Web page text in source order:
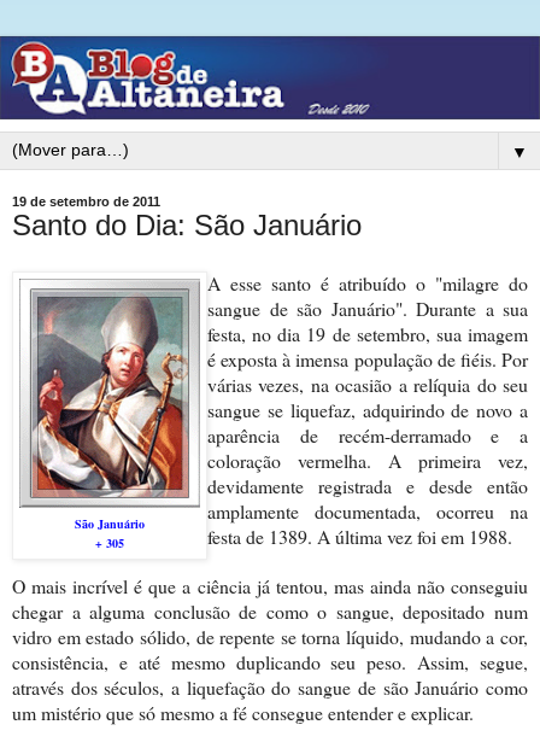
▼
19 de setembro de 2011
Santo do Dia: São Januário
São Januário
+ 305
A esse santo é atribuído o "milagre do
sangue de são Januário". Durante a sua
festa, no dia 19 de setembro, sua imagem
é exposta à imensa população de fiéis. Por
várias vezes, na ocasião a relíquia do seu
sangue se liquefaz, adquirindo de novo a
aparência de recém-derramado e a
coloração vermelha. A primeira vez,
devidamente registrada e desde então
amplamente documentada, ocorreu na
festa de 1389. A última vez foi em 1988.
O mais incrível é que a ciência já tentou, mas ainda não conseguiu
chegar a alguma conclusão de como o sangue, depositado num
vidro em estado sólido, de repente se torna líquido, mudando a cor,
consistência, e até mesmo duplicando seu peso. Assim, segue,
através dos séculos, a liquefação do sangue de são Januário como
um mistério que só mesmo a fé consegue entender e explicar.